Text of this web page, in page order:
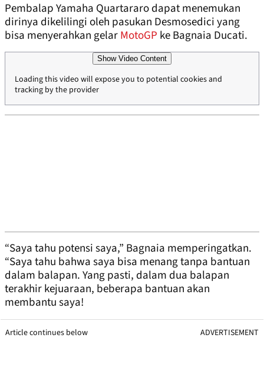
Pembalap Yamaha Quartararo dapat menemukan
dirinya dikelilingi oleh pasukan Desmosedici yang
bisa menyerahkan gelarMotoGP ke Bagnaia Ducati.
Show Video Content
Loading this video will expose you to potential cookies and
tracking by the provider
“Saya tahu potensi saya,” Bagnaia memperingatkan.
“Saya tahu bahwa saya bisa menang tanpa bantuan
dalam balapan. Yang pasti, dalam dua balapan
terakhir kejuaraan, beberapa bantuan akan
membantu saya!
Article continues below ADVERTISEMENT